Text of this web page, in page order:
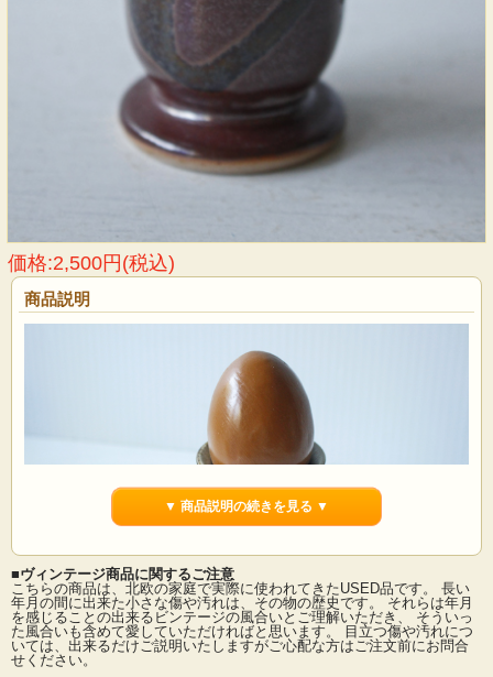
価格:2,500円(税込)
商品説明
デンマークで見つけたミニカップ/ベースです。こちらはデンマークの小さな工房
で製作された作品でブラウンを基調としたマーブルなモチーフが幻想的で素敵で
す。一輪挿し、オブジェとして、ミニカップやエッグスタンドなどなどアイデア
▼ 商品説明の続きを見る ▼
■ヴィンテージ商品に関するご注意
こちらの商品は、北欧の家庭で実際に使われてきたUSED品です。 長い
年月の間に出来た小さな傷や汚れは、その物の歴史です。 それらは年月
を感じることの出来るビンテージの風合いとご理解いただき、 そういっ
た風合いも含めて愛していただければと思います。 目立つ傷や汚れにつ
いては、出来るだけご説明いたしますがご心配な方はご注文前にお問合
せください。